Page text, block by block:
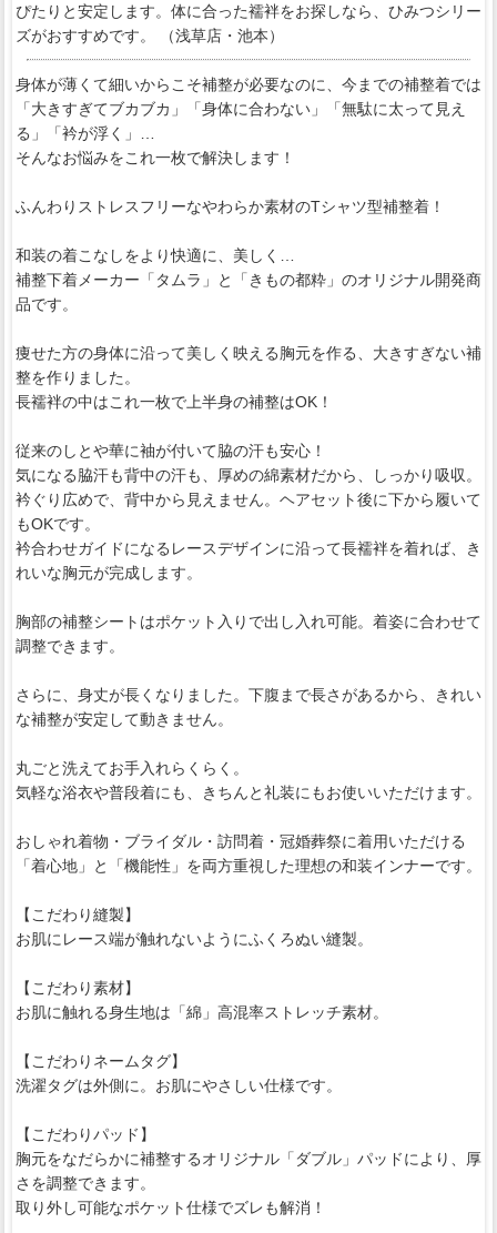
ぴたりと安定します。体に合った襦袢をお探しなら、ひみつシリー
ズがおすすめです。
（浅草店・池本）
身体が薄くて細いからこそ補整が必要なのに、今までの補整着では
「大きすぎてブカブカ」「身体に合わない」「無駄に太って見え
る」「衿が浮く」…
そんなお悩みをこれ一枚で解決します！
ふんわりストレスフリーなやわらか素材のTシャツ型補整着！
和装の着こなしをより快適に、美しく…
補整下着メーカー「タムラ」と「きもの都粋」のオリジナル開発商
品です。
痩せた方の身体に沿って美しく映える胸元を作る、大きすぎない補
整を作りました。
長襦袢の中はこれ一枚で上半身の補整はOK！
従来のしとや華に袖が付いて脇の汗も安心！
気になる脇汗も背中の汗も、厚めの綿素材だから、しっかり吸収。
衿ぐり広めで、背中から見えません。ヘアセット後に下から履いて
もOKです。
衿合わせガイドになるレースデザインに沿って長襦袢を着れば、き
れいな胸元が完成します。
胸部の補整シートはポケット入りで出し入れ可能。着姿に合わせて
調整できます。
さらに、身丈が長くなりました。下腹まで長さがあるから、きれい
な補整が安定して動きません。
丸ごと洗えてお手入れらくらく。
気軽な浴衣や普段着にも、きちんと礼装にもお使いいただけます。
おしゃれ着物・ブライダル・訪問着・冠婚葬祭に着用いただける
「着心地」と「機能性」を両方重視した理想の和装インナーです。
【こだわり縫製】
お肌にレース端が触れないようにふくろぬい縫製。
【こだわり素材】
お肌に触れる身生地は「綿」高混率ストレッチ素材。
【こだわりネームタグ】
洗濯タグは外側に。お肌にやさしい仕様です。
【こだわりパッド】
胸元をなだらかに補整するオリジナル「ダブル」パッドにより、厚
さを調整できます。
取り外し可能なポケット仕様でズレも解消！